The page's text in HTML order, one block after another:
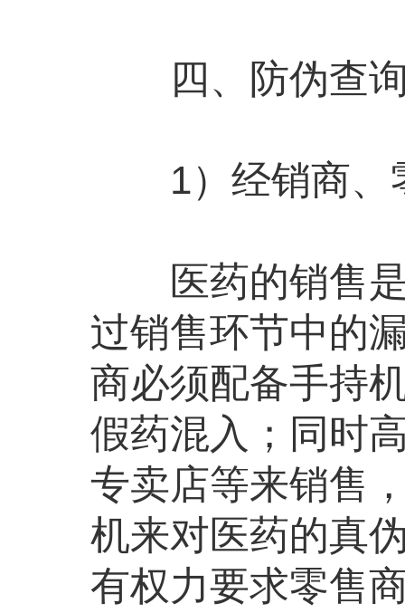
四、防伪查询
1）经销商、
医药的销售是
过销售环节中的
商必须配备手持
假药混入；同时
专卖店等来销售
机来对医药的真
有权力要求零售